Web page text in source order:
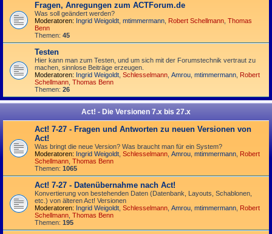
Fragen, Anregungen zum ACTForum.de
Was soll geändert werden?
Moderatoren: Ingrid Weigoldt mtimmermann Robert Schellmann Thomas
Benn
Themen: 45
Testen
Hier kann man zum Testen, und um sich mit der Forumstechnik vertraut zu
machen, sinnlose Beiträge erzeugen.
Moderatoren: Ingrid Weigoldt Schlesselmann Amrou mtimmermann Robert
Schellmann Thomas Benn
Themen: 26
Act! - Die Versionen 7.x bis 27.x
Act! 7-27 - Fragen und Antworten zu neuen Versionen von
Act!
Was bringt die neue Version? Was braucht man für ein System?
Moderatoren: Ingrid Weigoldt Schlesselmann Amrou mtimmermann Robert
Schellmann Thomas Benn
Themen: 1065
Act! 7-27 - Datenübernahme nach Act!
Konvertierung von bestehenden Daten (Datenbank, Layouts, Schablonen,
etc.) von älteren Act! Versionen
Moderatoren: Ingrid Weigoldt Schlesselmann Amrou mtimmermann Robert
Schellmann Thomas Benn
Themen: 195